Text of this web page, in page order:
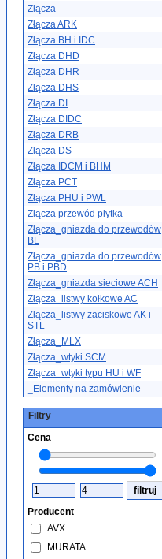
Złącza
Złącza ARK
Złącza BH i IDC
Złącza DHD
Złącza DHR
Złącza DHS
Złącza DI
Złącza DIDC
Złącza DRB
Złącza DS
Złącza IDCM i BHM
Złącza PCT
Złącza PHU i PWL
Złącza przewód płytka
Złącza_gniazda do przewodów
BL
Złącza_gniazda do przewodów
PB i PBD
Złącza_gniazda sieciowe ACH
Złącza_listwy kołkowe AC
Złącza_listwy zaciskowe AK i
STL
Złącza_MLX
Złącza_wtyki SCM
Złącza_wtyki typu HU i WF
_Elementy na zamówienie
Filtry
Cena
-
Producent
AVX
MURATA